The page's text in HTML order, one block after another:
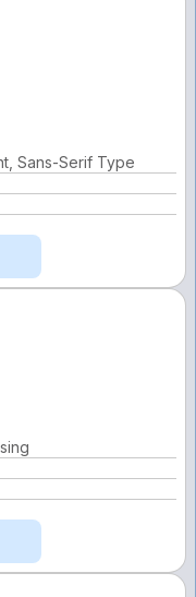
Sans-Serif Type